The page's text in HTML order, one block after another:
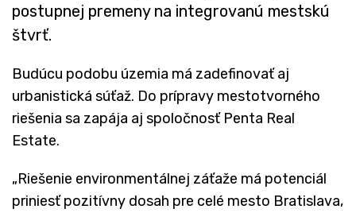
postupnej premeny na integrovanú mestskú
štvrť.
Budúcu podobu územia má zadefinovať aj
urbanistická súťaž. Do prípravy mestotvorného
riešenia sa zapája aj spoločnosť Penta Real
Estate.
„Riešenie environmentálnej záťaže má potenciál
priniesť pozitívny dosah pre celé mesto Bratislava,